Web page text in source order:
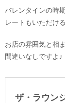
バレンタインの時
レートもいただけ
お店の雰囲気と相
間違いなしですよ♪
ザ・ラウン